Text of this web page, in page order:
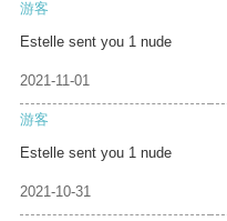
游客
Estelle sent you 1 nude
2021-11-01
游客
Estelle sent you 1 nude
2021-10-31